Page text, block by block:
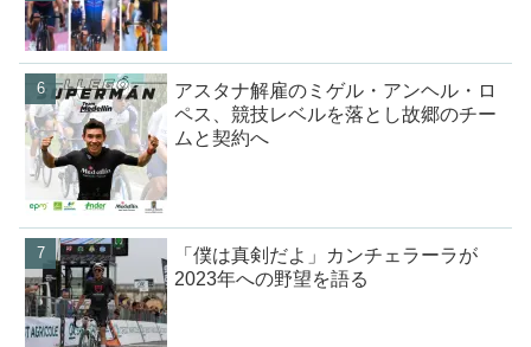
アスタナ解雇のミゲル・アンヘル・ロ
ペス、競技レベルを落とし故郷のチー
ムと契約へ
「僕は真剣だよ」カンチェラーラが
2023年への野望を語る